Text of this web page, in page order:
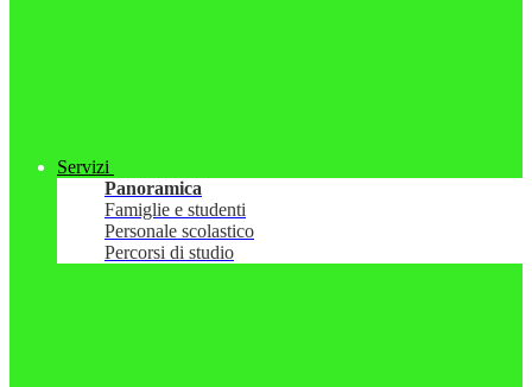
Servizi
Panoramica
Famiglie e studenti
Personale scolastico
Percorsi di studio